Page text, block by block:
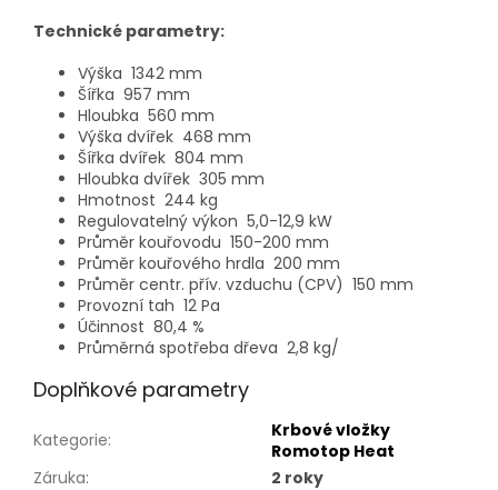
Technické parametry:
Výška 1342 mm
Šířka 957 mm
Hloubka 560 mm
Výška dvířek 468 mm
Šířka dvířek 804 mm
Hloubka dvířek 305 mm
Hmotnost 244 kg
Regulovatelný výkon 5,0-12,9 kW
Průměr kouřovodu 150-200 mm
Průměr kouřového hrdla 200 mm
Průměr centr. přív. vzduchu (CPV) 150 mm
Provozní tah 12 Pa
Účinnost 80,4 %
Průměrná spotřeba dřeva 2,8 kg/
Doplňkové parametry
Kategorie:
Krbové vložky
Romotop Heat
Záruka:
2 roky